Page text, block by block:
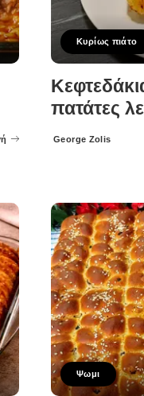
Κυρίως πιάτο
πατάτες
Posted
George Zolis
Ψωμι